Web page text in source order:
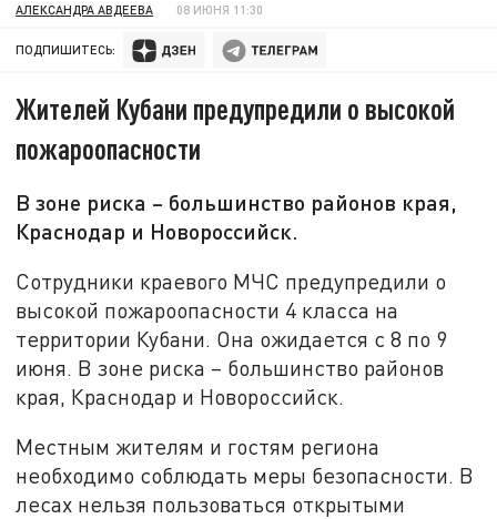
АЛЕКСАНДРА АВДЕЕВА 08 ИЮНЯ 11:30
ПОДПИШИТЕСЬ:
Жителей Кубани предупредили о высокой
пожароопасности
В зоне риска – большинство районов края,
Краснодар и Новороссийск.
Сотрудники краевого МЧС предупредили о
высокой пожароопасности 4 класса на
территории Кубани. Она ожидается с 8 по 9
июня. В зоне риска – большинство районов
края, Краснодар и Новороссийск.
Местным жителям и гостям региона
необходимо соблюдать меры безопасности. В
лесах нельзя пользоваться открытыми